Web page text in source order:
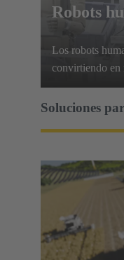
Robots
Los robots
convirtiendo en
muy capaces,
articulación,
Soluciones